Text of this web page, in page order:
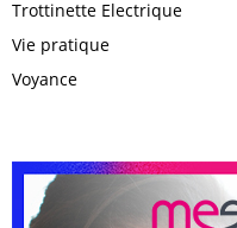
Trottinette Electrique
Vie pratique
Voyance